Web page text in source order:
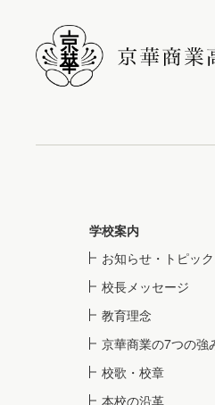
学校案内
お知らせ・トピッ
校長メッセージ
教育理念
京華商業の7つの強
校歌・校章
本校の沿革